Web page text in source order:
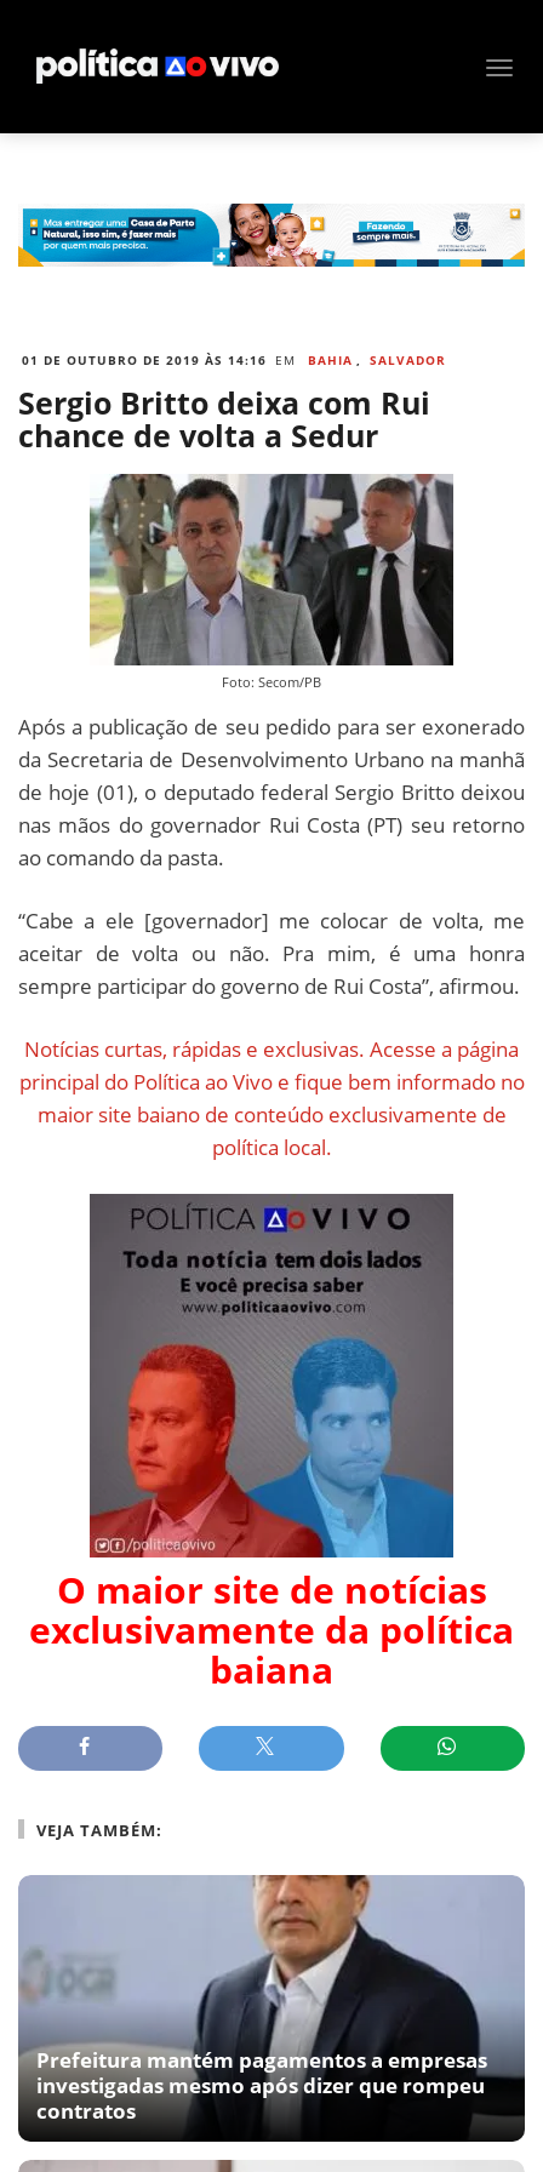
01 DE OUTUBRO DE 2019 ÀS 14:16 EM BAHIA , SALVADOR
Sergio Britto deixa com Rui
chance de volta a Sedur
Foto: Secom/PB
Após a publicação de seu pedido para ser exonerado
da Secretaria de Desenvolvimento Urbano na manhã
de hoje (01), o deputado federal Sergio Britto deixou
nas mãos do governador Rui Costa (PT) seu retorno
ao comando da pasta.
“Cabe a ele [governador] me colocar de volta, me
aceitar de volta ou não. Pra mim, é uma honra
sempre participar do governo de Rui Costa”, afirmou.
Notícias curtas, rápidas e exclusivas. Acesse a página
principal do Política ao Vivo e fique bem informado no
maior site baiano de conteúdo exclusivamente de
política local.
O maior site de notícias
exclusivamente da política
baiana
VEJA TAMBÉM:
Prefeitura mantém pagamentos a empresas
investigadas mesmo após dizer que rompeu
contratos